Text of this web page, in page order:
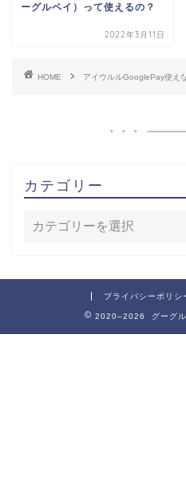
ーグルペイ）って使えるの？
2022年3月11日
HOME アイウルルGooglePay使え
カテゴリー
プライバシーポリシ
2020–2026 グーグル